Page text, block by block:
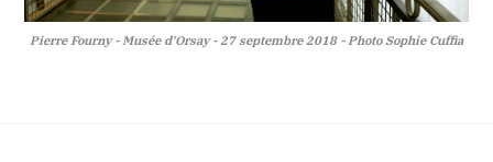
Pierre Fourny - Musée d'Orsay - 27 septembre 2018 - Photo Sophie Cuffia